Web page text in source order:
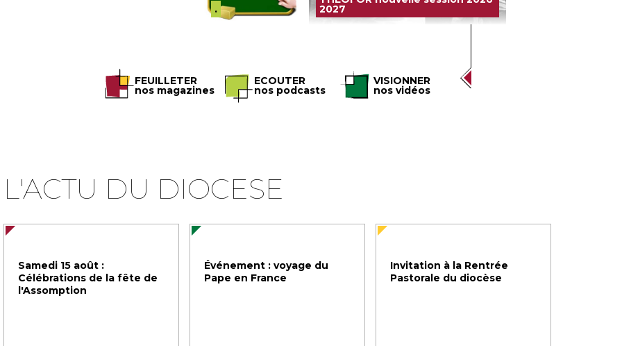
. 2027
FEUILLETER
nos magazines
ECOUTER
nos podcasts
VISIONNER
nos vidéos
L'ACTU DU DIOCESE
Samedi 15 août :
Célébrations de la fête de
l'Assomption
Événement : voyage du
Pape en France
Invitation à la Rentrée
Pastorale du diocèse